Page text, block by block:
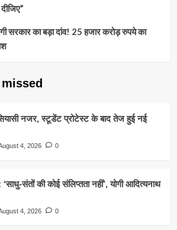
सरकार का बड़ा दांव! 25 हजार करोड़ रुपये का
नजर, स्टूडेंट प्रोटेस्ट के बाद तेज हुई नई
4, 2026
0
‘साधु-संतों की कोई संलिप्तता नहीं’, योगी आदित्यनाथ
4, 2026
0